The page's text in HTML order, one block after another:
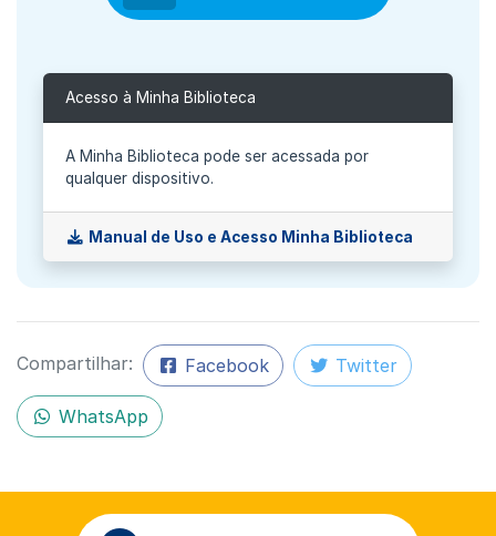
Acesso à Minha Biblioteca
A Minha Biblioteca pode ser acessada por
qualquer dispositivo.
Manual de Uso e Acesso Minha Biblioteca
Compartilhar: Facebook Twitter
WhatsApp